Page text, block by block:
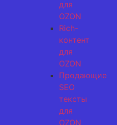
для
OZON
Rich-
контент
для
OZON
Продающие
SEO
тексты
для
OZON